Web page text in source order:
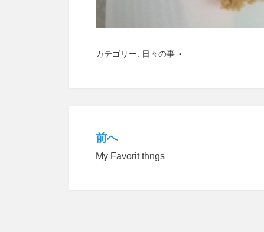
カテゴリー: 日々の事
投
稿
前へ
My Favorit thngs